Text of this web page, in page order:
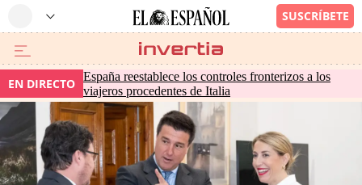
EN DIRECTO España reestablece los controles fronterizos a los
viajeros procedentes de Italia